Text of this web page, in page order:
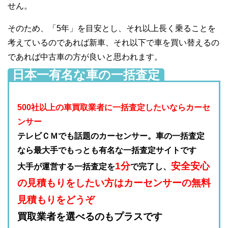
せん。
そのため、「5年」を目安とし、それ以上長く乗ることを
考えているのであれば新車、それ以下で車を買い替えるの
であれば中古車の方が良いと思われます。
日本一有名な車の一括査定
500社以上の車買取業者に一括査定したいならカーセ
ンサー
テレビＣＭでも話題のカーセンサー。車の一括査定
なら最大手でもっとも有名な一括査定サイトです
大手が運営する一括査定を1分で完了し、 安全安心
の見積もりをしたい方はカーセンサーの無料
見積もりをどうぞ
買取業者を選べるのもプラスです